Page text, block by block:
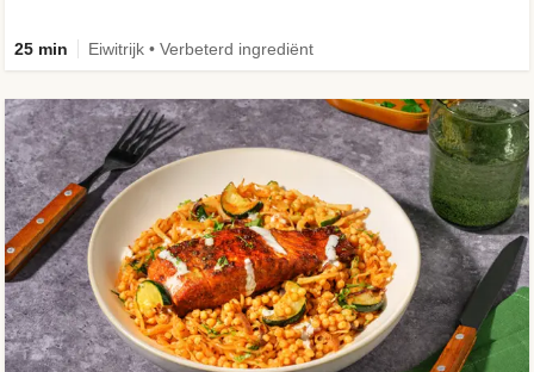
25 min Eiwitrijk • Verbeterd ingrediënt